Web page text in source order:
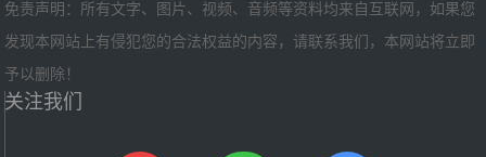
免责声明：所有文字、图片、视频、音频等资料均来自互联网，如果您
发现本网站上有侵犯您的合法权益的内容，请联系我们，本网站将立即
予以删除！
关注我们